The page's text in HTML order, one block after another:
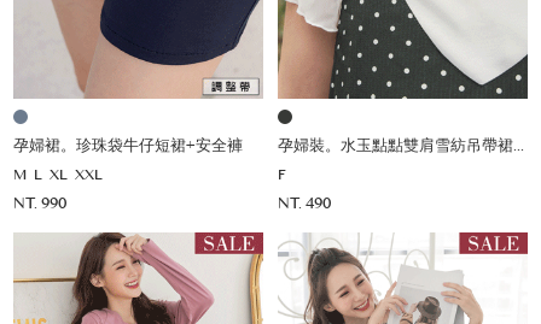
孕婦裙。珍珠袋牛仔短裙+安全褲
M L XL XXL
NT. 990
孕婦裝。水玉點點雙肩雪紡吊帶裙(薄)
F
NT. 490